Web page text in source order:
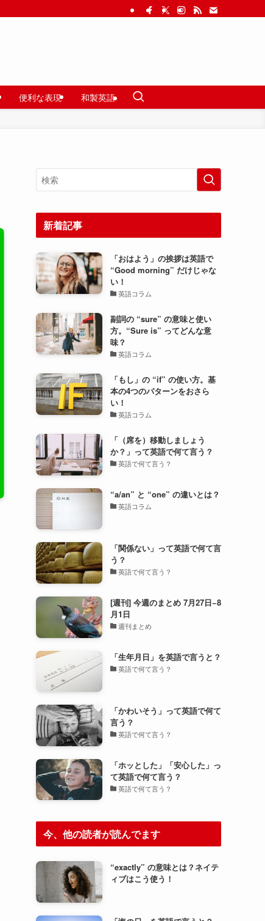
便利な表現 和製英語
新着記事
「おはよう」の挨拶は英語で
“Good morning” だけじゃな
い！
英語コラム
副詞の “sure” の意味と使い
方。“Sure is” ってどんな意
味？
英語コラム
「もし」の “if” の使い方。基
本の4つのパターンをおさら
い！
英語コラム
「（席を）移動しましょう
か？」って英語で何て言う？
英語で何て言う？
“a/an” と “one” の違いとは？
英語コラム
「関係ない」って英語で何て言
う？
英語で何て言う？
[週刊] 今週のまとめ 7月27日−8
月1日
週刊まとめ
「生年月日」を英語で言うと？
英語で何て言う？
「かわいそう」って英語で何て
言う？
英語で何て言う？
「ホッとした」「安心した」っ
て英語で何て言う？
英語で何て言う？
今、他の読者が読んでます
“exactly” の意味とは？ネイテ
ィブはこう使う！